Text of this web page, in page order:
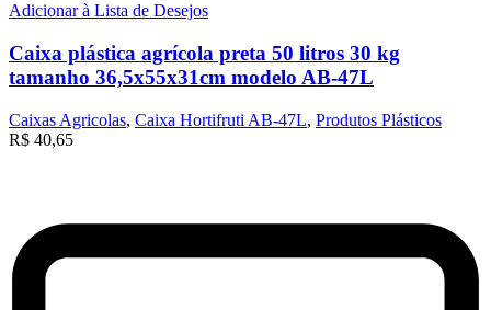
Adicionar à Lista de Desejos
Caixa plástica agrícola preta 50 litros 30 kg
tamanho 36,5x55x31cm modelo AB-47L
Caixas Agricolas, Caixa Hortifruti AB-47L, Produtos Plásticos
R$ 40,65